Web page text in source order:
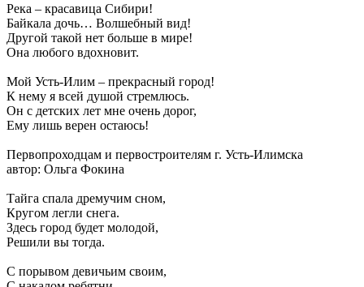
Река – красавица Сибири!
Байкала дочь… Волшебный вид!
Другой такой нет больше в мире!
Она любого вдохновит.
Мой Усть-Илим – прекрасный город!
К нему я всей душой стремлюсь.
Он с детских лет мне очень дорог,
Ему лишь верен остаюсь!
Первопроходцам и первостроителям г. Усть-Илимска
автор: Ольга Фокина
Тайга спала дремучим сном,
Кругом легли снега.
Здесь город будет молодой,
Решили вы тогда.
С порывом девичьим своим,